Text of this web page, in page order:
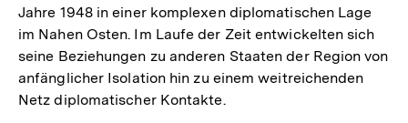
Jahre 1948 in einer komplexen diplomatischen Lage
im Nahen Osten. Im Laufe der Zeit entwickelten sich
seine Beziehungen zu anderen Staaten der Region von
anfänglicher Isolation hin zu einem weitreichenden
Netz diplomatischer Kontakte.